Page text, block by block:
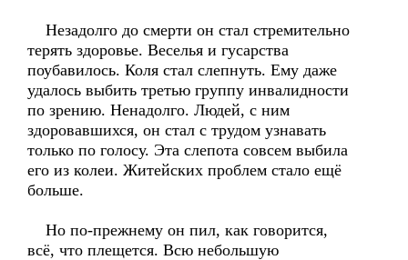
Незадолго до смерти он стал стремительно
терять здоровье. Веселья и гусарства
поубавилось. Коля стал слепнуть. Ему даже
удалось выбить третью группу инвалидности
по зрению. Ненадолго. Людей, с ним
здоровавшихся, он стал с трудом узнавать
только по голосу. Эта слепота совсем выбила
его из колеи. Житейских проблем стало ещё
больше.
Но по-прежнему он пил, как говорится,
всё, что плещется. Всю небольшую